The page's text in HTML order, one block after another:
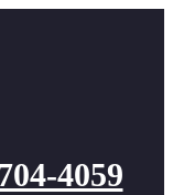
4059